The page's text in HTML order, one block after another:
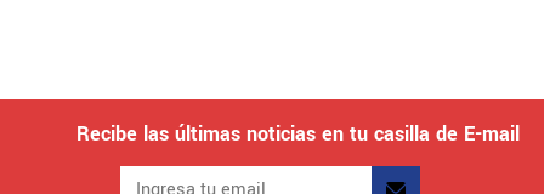
Recibe las últimas noticias en tu casilla de E-mail